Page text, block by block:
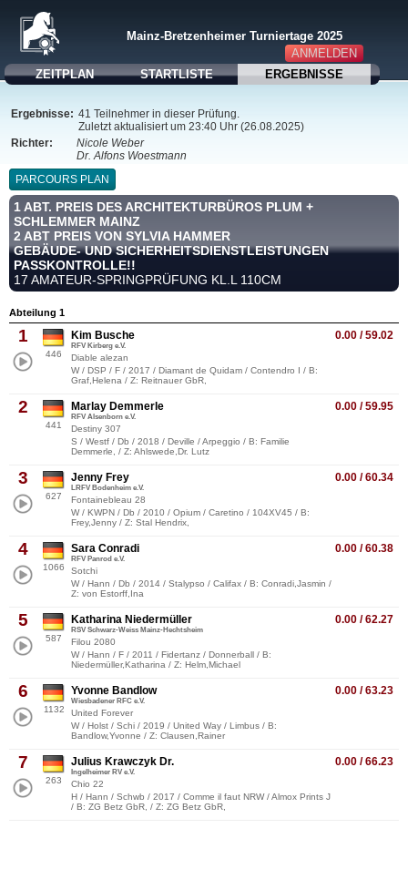
ANMELDEN
Mainz-Bretzenheimer Turniertage 2025
ZEITPLAN STARTLISTE ERGEBNISSE
Ergebnisse: 41 Teilnehmer in dieser Prüfung.
Zuletzt aktualisiert um 23:40 Uhr (26.08.2025)
Richter:
Nicole Weber
Dr. Alfons Woestmann
PARCOURS PLAN
1 ABT. PREIS DES ARCHITEKTURBÜROS PLUM +
SCHLEMMER MAINZ
2 ABT PREIS VON SYLVIA HAMMER
GEBÄUDE- UND SICHERHEITSDIENSTLEISTUNGEN
PASSKONTROLLE!!
17 AMATEUR-SPRINGPRÜFUNG KL.L 110CM
Abteilung 1
1
446
0.00 / 59.02
Kim Busche
RFV Kirberg e.V.
Diable alezan
W / DSP / F / 2017 / Diamant de Quidam / Contendro I / B:
Graf,Helena / Z: Reitnauer GbR,
2
441
0.00 / 59.95
Marlay Demmerle
RFV Alsenborn e.V.
Destiny 307
S / Westf / Db / 2018 / Deville / Arpeggio / B: Familie
Demmerle, / Z: Ahlswede,Dr. Lutz
3
627
0.00 / 60.34
Jenny Frey
LRFV Bodenheim e.V.
Fontainebleau 28
W / KWPN / Db / 2010 / Opium / Caretino / 104XV45 / B:
Frey,Jenny / Z: Stal Hendrix,
4
1066
0.00 / 60.38
Sara Conradi
RFV Panrod e.V.
Sotchi
W / Hann / Db / 2014 / Stalypso / Califax / B: Conradi,Jasmin /
Z: von Estorff,Ina
5
587
0.00 / 62.27
Katharina Niedermüller
RSV Schwarz-Weiss Mainz-Hechtsheim
Filou 2080
W / Hann / F / 2011 / Fidertanz / Donnerball / B:
Niedermüller,Katharina / Z: Helm,Michael
6
1132
0.00 / 63.23
Yvonne Bandlow
Wiesbadener RFC e.V.
United Forever
W / Holst / Schi / 2019 / United Way / Limbus / B:
Bandlow,Yvonne / Z: Clausen,Rainer
7
263
0.00 / 66.23
Julius Krawczyk Dr.
Ingelheimer RV e.V.
Chio 22
H / Hann / Schwb / 2017 / Comme il faut NRW / Almox Prints J
/ B: ZG Betz GbR, / Z: ZG Betz GbR,